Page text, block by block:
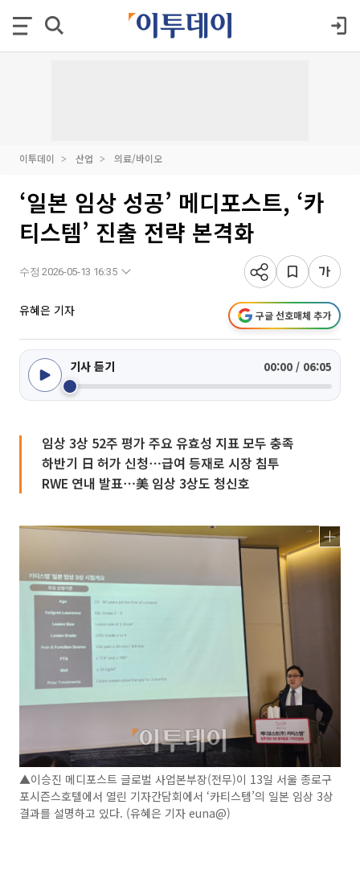
이투데이 산업 의료/바이오
‘일본 임상 성공’ 메디포스트, ‘카
티스템’ 진출 전략 본격화
수정 2026-05-13 16:35
유혜은 기자 구글 선호매체 추가
기사 듣기 00:00 / 06:05
임상 3상 52주 평가 주요 유효성 지표 모두 충족
하반기 日 허가 신청⋯급여 등재로 시장 침투
RWE 연내 발표⋯美 임상 3상도 청신호
▲이승진 메디포스트 글로벌 사업본부장(전무)이 13일 서울 종로구
포시즌스호텔에서 열린 기자간담회에서 ‘카티스템’의 일본 임상 3상
결과를 설명하고 있다. (유혜은 기자 euna@)